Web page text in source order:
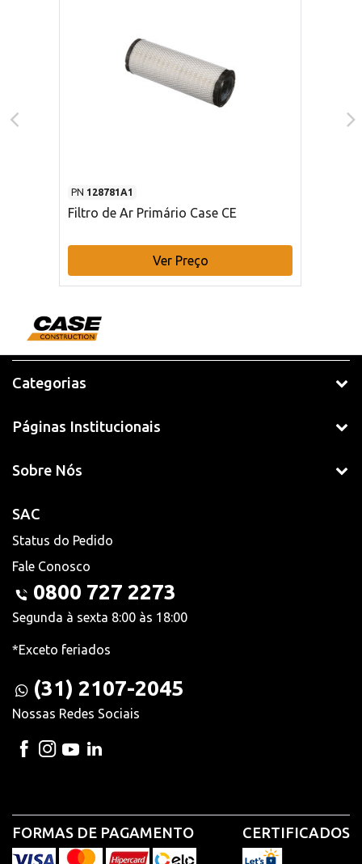
PN 128781A1
Filtro de Ar Primário Case CE
Ver Preço
Categorias
Páginas Institucionais
Sobre Nós
SAC
Status do Pedido
Fale Conosco
0800 727 2273
Segunda à sexta 8:00 às 18:00
*Exceto feriados
(31) 2107-2045
Nossas Redes Sociais
FORMAS DE PAGAMENTO CERTIFICADOS